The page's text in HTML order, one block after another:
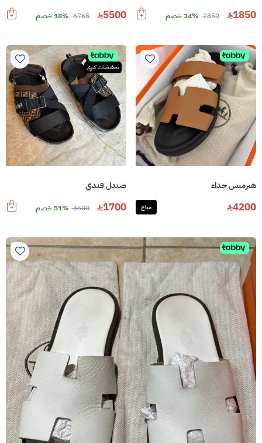
1850
2830 34% خصم 5500
6765 18% خصم
هيرميس حذاء
4200 مباع
تخفيضات كبرى
صندل فندي
1700
3500 51% خصم